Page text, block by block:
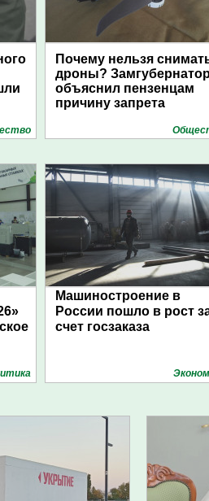
Почему нельзя
дроны?
объяснил пензенцам
причину запрета
Машиностроение в
России пошло в рост
счет госзаказа